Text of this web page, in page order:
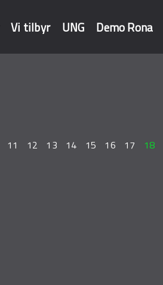
Vi tilbyr UNG Demo Rona
11 12 13 14 15 16 17 18